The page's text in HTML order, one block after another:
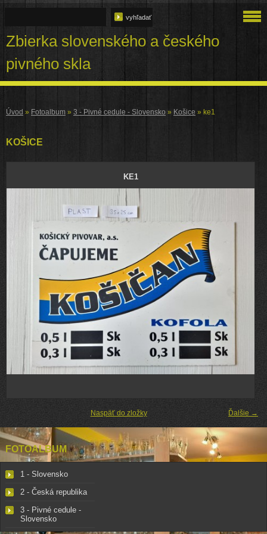
Zbierka slovenského a českého
pivného skla
Úvod » Fotoalbum » 3 - Pivné cedule - Slovensko » Košice » ke1
KOŠICE
KE1
Ďalšie →
Naspäť do zložky
FOTOALBUM
1 - Slovensko
2 - Česká republika
3 - Pivné cedule -
Slovensko